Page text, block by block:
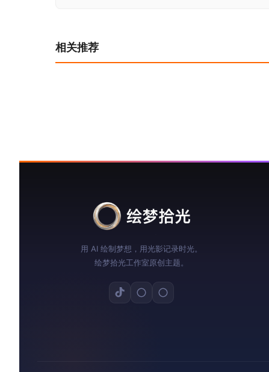
航
相关推荐
用 AI 绘制梦想，用光影记录时光。
绘梦拾光工作室原创主题。